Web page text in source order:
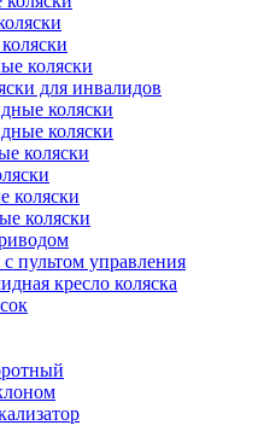
коляски
для инвалидов
коляски
коляски
коляски
коляски
коляски
пультом управления
кресло коляска